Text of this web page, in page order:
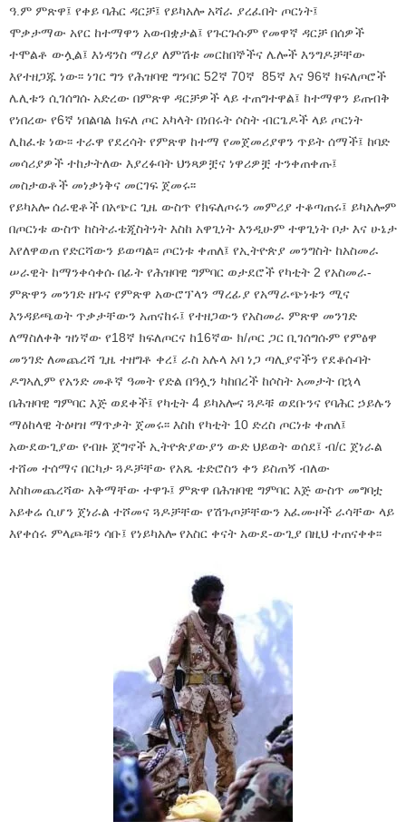
ዓ.ም ምጽዋ፤ የቀይ ባሕር ዳርቻ፤ የይካአሎ አሻራ ያረፈበት ጦርነት፤
ሞቃታማው አየር ከተማዋን አወብቋታል፤ የጉርጉሱም የመዋኛ ዳርቻ በሰዎች
ተሞልቶ ውሏል፤ እነዳንስ ማሪያ ለምሽቱ መርከበኞችና ሌሎች እንግዶቻቸው
እየተዘጋጁ ነው፡፡ ነገር ግን የሕዝባዊ ግንባር 52ኛ 70ኛ 85ኛ እና 96ኛ ክፍለጦሮች
ሌሊቱን ሲገሰግሱ አድረው በምጽዋ ዳርቻዎች ላይ ተጠግተዋል፤ ከተማዋን ይጠብቅ
የነበረው የ6ኛ ነበልባል ክፍለ ጦር አካላት በነበሩት ሶስት ብርጌዶች ላይ ጦርነት
ሊከፈቱ ነው፡፡ ተራዋ የደረሳት የምጽዋ ከተማ የመጀመሪያዋን ጥይት ሰማች፤ ከባድ
መሳሪያዎች ተከታትለው እያረፉባት ህንጻዎቿና ነዋሪዎቿ ተንቀጠቀጡ፤
መስታወቶች መነቃነቅና መርገፍ ጀመሩ፡፡
የይካአሎ ሰራዊቶች በአጭር ጊዜ ውስጥ የክፍለጦሩን መምሪያ ተቆጣጠሩ፤ ይካአሎም
በጦርነቱ ውስጥ ከስትራቴጂስትነት እስከ አዋጊነት እንዲሁም ተዋጊነት ቦታ እና ሁኔታ
እየለዋወጠ የድርሻውን ይወጣል፡፡ ጦርነቱ ቀጠለ፤ የኢትዮጵያ መንግስት ከአስመራ
ሠራዊት ከማንቀሳቀሱ በፊት የሕዝባዊ ግምባር ወታደሮች የካቲት 2 የአስመራ-
ምጽዋን መንገድ ዘጉና የምጽዋ አውሮፕላን ማረፊያ የአማራጭነቱን ሚና
እንዳይጫወት ጥቃታቸውን አጠናከሩ፤ የተዘጋውን የአስመራ ምጽዋ መንገድ
ለማስለቀቅ ዝነኛው የ18ኛ ክፍለጦርና ከ16ኛው ክ/ጦር ጋር ቢገሰግሱም የምፅዋ
መንገድ ለመጨረሻ ጊዜ ተዘግቶ ቀረ፤ ራስ አሉላ አባ ነጋ ጣሊያኖችን የደቆሱባት
ዶግኣሊም የአንድ መቶኛ ዓመት የድል በዓሏን ካከበረች ከሶስት አመታት በኋላ
በሕዝባዊ ግምባር እጅ ወደቀች፤ የካቲት 4 ይካአሎና ጓዶቹ ወደቡንና የባሕር ኃይሉን
ማዕከላዊ ትዕዛዝ ማጥቃት ጀመሩ፡፡ እስከ የካቲት 10 ድረስ ጦርነቱ ቀጠለ፤
አውደውጊያው የብዙ ጀግኖች ኢትዮጵያውያን ውድ ህይወት ወሰደ፤ ብ/ር ጀነራል
ተሸመ ተሰማና በርካታ ጓዶቻቸው የአጼ ቴድሮስን ቀን ይስጠኝ ብለው
እስከመጨረሻው አቅማቸው ተዋጉ፤ ምጽዋ በሕዝባዊ ግምባር እጅ ውስጥ መግባቷ
አይቀሬ ሲሆን ጀነራል ተሾመና ጓዶቻቸው የሽጉጦቻቸውን አፈሙዞች ራሳቸው ላይ
እየቀሰሩ ምላጮቹን ሳቡ፤ የነይካአሎ የአስር ቀናት አውደ-ውጊያ በዚህ ተጠናቀቀ፡፡